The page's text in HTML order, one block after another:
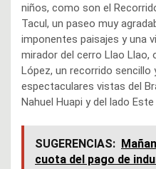
niños, como son el
Tacul, un paseo muy
imponentes paisajes y una
mirador del cerro Llao Llao,
López, un recorrido sencillo
espectaculares vistas del
Nahuel Huapi y del lado
SUGERENCIAS:
cuota del pago de